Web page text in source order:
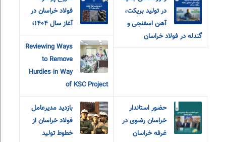
در تولید بریکت،
آهن اسفنجی و
گندله در فولاد خراسان
فولاد خراسان در
آغاز سال ۱۴۰۴؛
Reviewing Ways
to Remove
Hurdles in Way
of KSC Project
حضور استاندار
خراسان رضوی در
غرفه خراسان
بازدید مدیرعامل
فولاد خراسان از
خطوط تولید